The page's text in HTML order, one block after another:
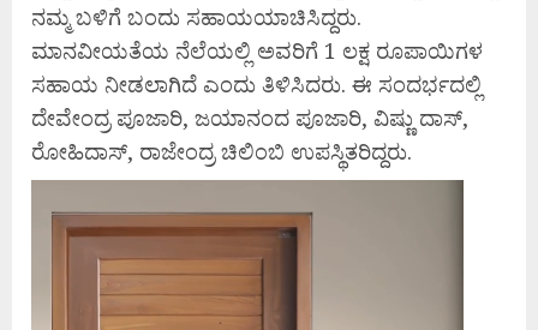
ನಮ್ಮ ಬಳಿಗೆ ಬಂದು ಸಹಾಯಯಾಚಿಸಿದ್ದರು.
ಮಾನವೀಯತೆಯ ನೆಲೆಯಲ್ಲಿ ಅವರಿಗೆ 1 ಲಕ್ಷ ರೂಪಾಯಿಗಳ
ಸಹಾಯ ನೀಡಲಾಗಿದೆ ಎಂದು ತಿಳಿಸಿದರು. ಈ ಸಂದರ್ಭದಲ್ಲಿ
ದೇವೇಂದ್ರ ಪೂಜಾರಿ, ಜಯಾನಂದ ಪೂಜಾರಿ, ವಿಷ್ಣು ದಾಸ್,
ರೋಹಿದಾಸ್, ರಾಜೇಂದ್ರ ಚಿಲಿಂಬಿ ಉಪಸ್ಥಿತರಿದ್ದರು.